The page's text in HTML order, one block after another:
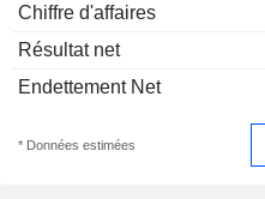
Chiffre d'affaires
Résultat net
Endettement Net
* Données estimées